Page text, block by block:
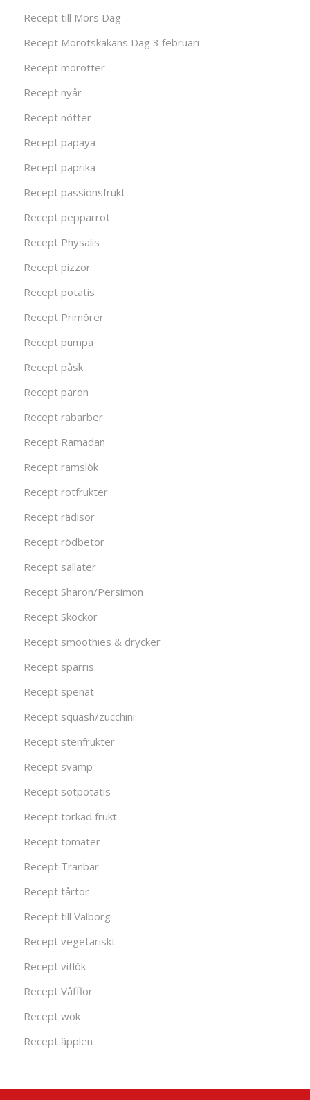
Recept till Mors Dag
Recept Morotskakans Dag 3 februari
Recept morötter
Recept nyår
Recept nötter
Recept papaya
Recept paprika
Recept passionsfrukt
Recept pepparrot
Recept Physalis
Recept pizzor
Recept potatis
Recept Primörer
Recept pumpa
Recept påsk
Recept päron
Recept rabarber
Recept Ramadan
Recept ramslök
Recept rotfrukter
Recept rädisor
Recept rödbetor
Recept sallater
Recept Sharon/Persimon
Recept Skockor
Recept smoothies & drycker
Recept sparris
Recept spenat
Recept squash/zucchini
Recept stenfrukter
Recept svamp
Recept sötpotatis
Recept torkad frukt
Recept tomater
Recept Tranbär
Recept tårtor
Recept till Valborg
Recept vegetariskt
Recept vitlök
Recept Våfflor
Recept wok
Recept äpplen